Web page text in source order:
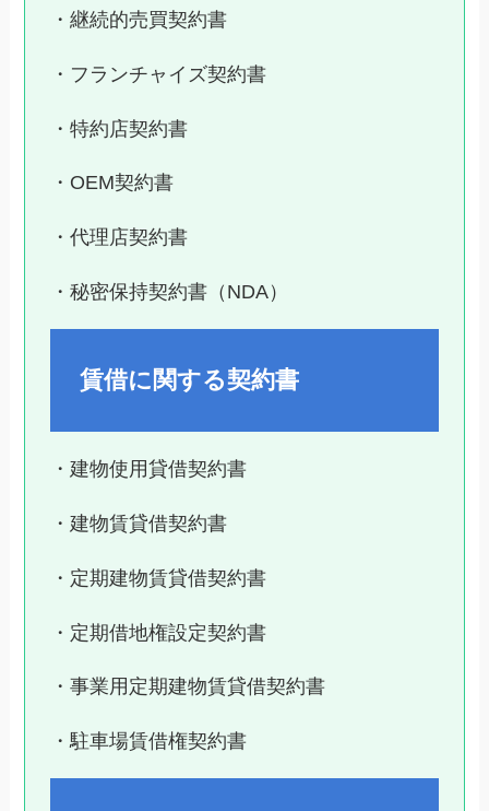
・継続的売買契約書
・フランチャイズ契約書
・特約店契約書
・OEM契約書
・代理店契約書
・秘密保持契約書（NDA）
賃借に関する契約書
・建物使用貸借契約書
・建物賃貸借契約書
・定期建物賃貸借契約書
・定期借地権設定契約書
・事業用定期建物賃貸借契約書
・駐車場賃借権契約書